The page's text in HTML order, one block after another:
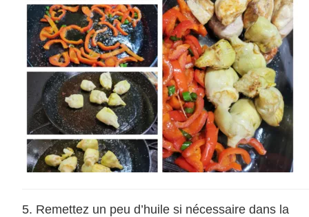
Remettez un peu d’huile si nécessaire dans la